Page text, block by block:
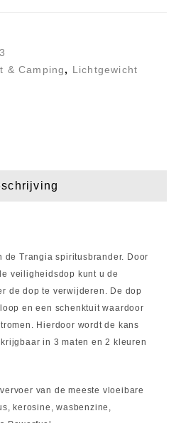
& Camping, Lichtgewicht
de Trangia spiritusbrander. Door
veiligheidsdop kunt u de
de dop te verwijderen. De dop
en een schenktuit waardoor
Hierdoor wordt de kans
in 3 maten en 2 kleuren
van de meeste vloeibare
kerosine, wasbenzine,